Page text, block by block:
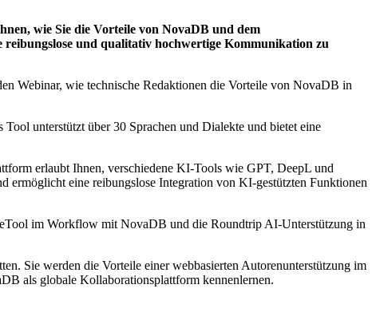
wie Sie die Vorteile von NovaDB und dem
und qualitativ hochwertige Kommunikation zu
Webinar, wie technische Redaktionen die Vorteile von NovaDB in
unterstützt über 30 Sprachen und Dialekte und bietet eine
erlaubt Ihnen, verschiedene KI-Tools wie GPT, DeepL und
ermöglicht eine reibungslose Integration von KI-gestützten Funktionen
im Workflow mit NovaDB und die Roundtrip AI-Unterstützung in
Sie werden die Vorteile einer webbasierten Autorenunterstützung im
als globale Kollaborationsplattform kennenlernen.